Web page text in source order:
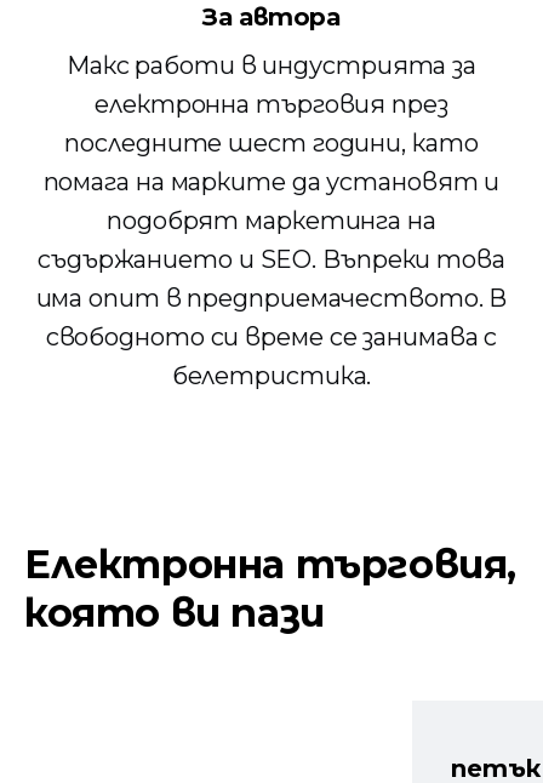
За автора
Макс работи в индустрията за
електронна търговия през
последните шест години, като
помага на марките да установят и
подобрят маркетинга на
съдържанието и SEO. Въпреки това
има опит в предприемачеството. В
свободното си време се занимава с
белетристика.
Електронна търговия,
която ви пази